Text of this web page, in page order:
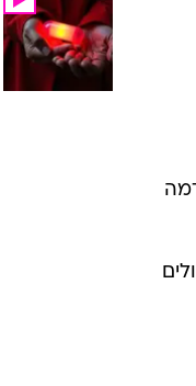
בהרדמה